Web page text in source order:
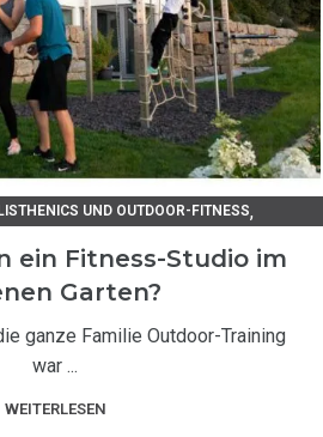
UND OUTDOOR-FITNESS,
ein Fitness-Studio im
Garten?
ganze Familie Outdoor-Training
war ...
WEITERLESEN